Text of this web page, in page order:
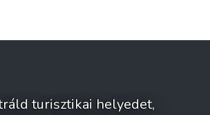
turisztikai helyedet,